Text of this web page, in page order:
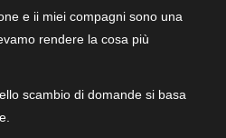
e ii miei compagni sono una
rendere la cosa più
scambio di domande si basa